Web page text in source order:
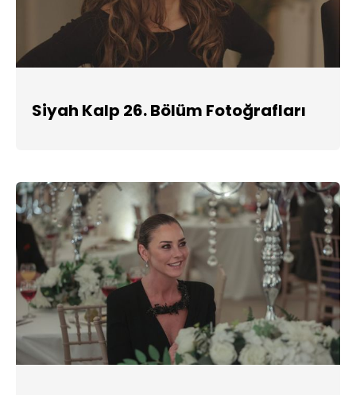
Siyah Kalp 26. Bölüm Fotoğrafları